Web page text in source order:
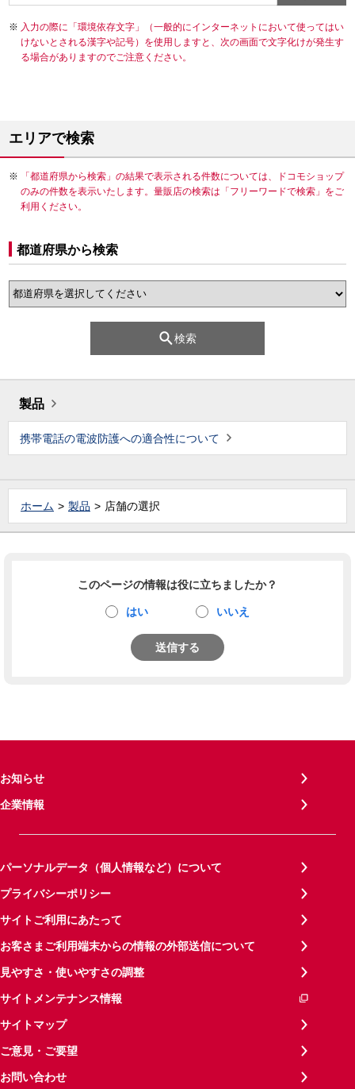
入力の際に「環境依存文字」（一般的にインターネットにおいて使ってはい
けないとされる漢字や記号）を使用しますと、次の画面で文字化けが発生す
る場合がありますのでご注意ください。
エリアで検索
「都道府県から検索」の結果で表示される件数については、ドコモショップ
のみの件数を表示いたします。量販店の検索は「フリーワードで検索」をご
利用ください。
都道府県から検索
検索
製品
携帯電話の電波防護への適合性について
ホーム 製品 店舗の選択
このページの情報は役に立ちましたか？
はい いいえ
送信する
お知らせ
企業情報
パーソナルデータ（個人情報など）について
プライバシーポリシー
サイトご利用にあたって
お客さまご利用端末からの情報の外部送信について
見やすさ・使いやすさの調整
サイトメンテナンス情報
サイトマップ
ご意見・ご要望
お問い合わせ